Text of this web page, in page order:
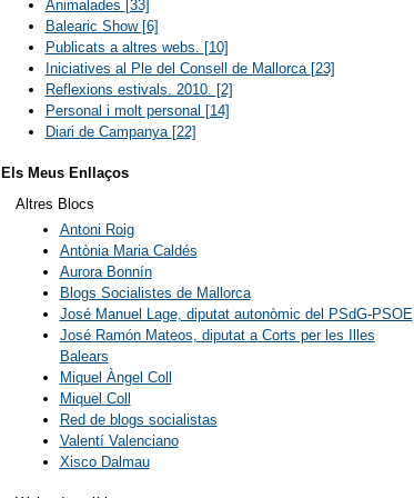
Animalades [33]
Balearic Show [6]
Publicats a altres webs. [10]
Iniciatives al Ple del Consell de Mallorca [23]
Reflexions estivals. 2010. [2]
Personal i molt personal [14]
Diari de Campanya [22]
Els Meus Enllaços
Altres Blocs
Antoni Roig
Antònia Maria Caldés
Aurora Bonnín
Blogs Socialistes de Mallorca
José Manuel Lage, diputat autonòmic del PSdG-PSOE
José Ramón Mateos, diputat a Corts per les Illes
Balears
Miquel Àngel Coll
Miquel Coll
Red de blogs socialistas
Valentí Valenciano
Xisco Dalmau